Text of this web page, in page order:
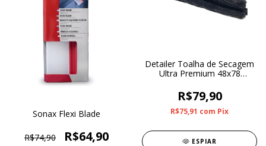
Sonax Flexi Blade
R$74,90 R$64,90
Detailer Toalha de Secagem
Ultra Premium 48x78
R$79,90
R$75,91 com Pix
ESPIAR